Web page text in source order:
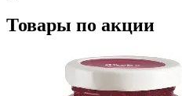
Товары по акции